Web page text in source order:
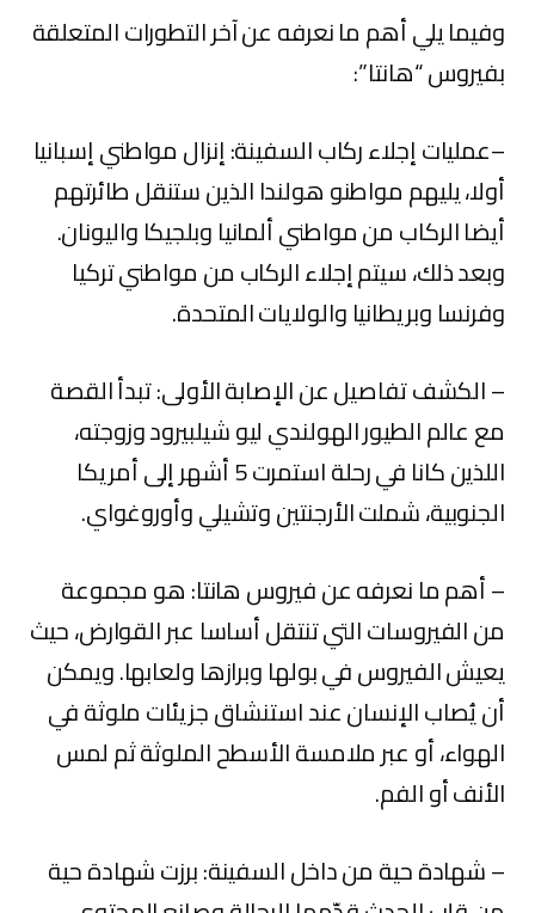
وفيما يلي أهم ما نعرفه عن آخر التطورات المتعلقة
بفيروس “هانتا”:
–عمليات إجلاء ركاب السفينة:‏ إنزال مواطني إسبانيا
أولا، يليهم مواطنو ⁠⁠هولندا الذين ستنقل ⁠⁠طائرتهم
أيضا الركاب من مواطني ألمانيا وبلجيكا واليونان.
وبعد ‌‌ذلك، سيتم إجلاء الركاب من مواطني ‌‌تركيا
‌‌وفرنسا وبريطانيا والولايات المتحدة.
– الكشف تفاصيل عن الإصابة الأولى: تبدأ القصة
مع عالم الطيور الهولندي ليو شيلبيرود وزوجته،
اللذين كانا في رحلة استمرت 5 أشهر إلى أمريكا
الجنوبية، شملت الأرجنتين وتشيلي وأوروغواي.
– أهم ما نعرفه عن فيروس هانتا: هو مجموعة
من الفيروسات التي تنتقل أساسا عبر القوارض، حيث
يعيش الفيروس في بولها وبرازها ولعابها. ويمكن
أن يُصاب الإنسان عند استنشاق جزيئات ملوثة في
الهواء، أو عبر ملامسة الأسطح الملوثة ثم لمس
الأنف أو الفم.
– شهادة حية من داخل السفينة:‏ برزت شهادة حية